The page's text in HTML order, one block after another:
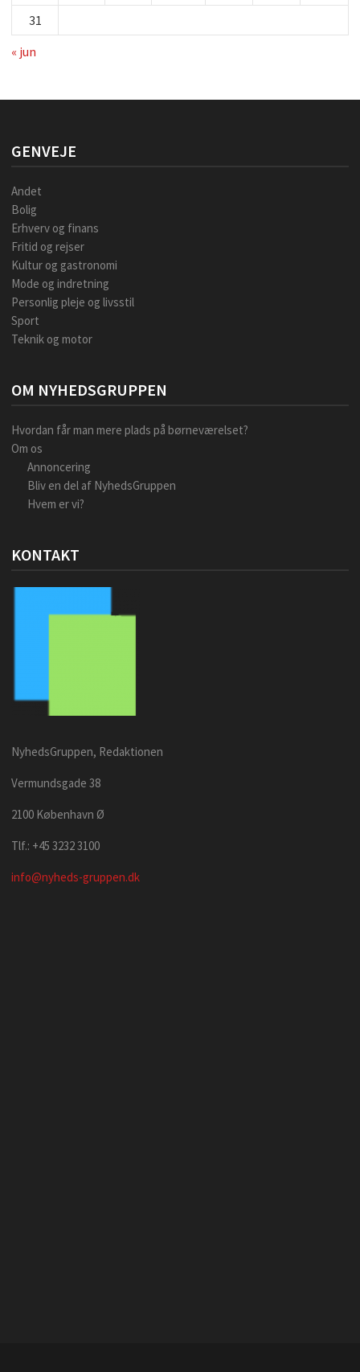
31
« jun
GENVEJE
Andet
Bolig
Erhverv og finans
Fritid og rejser
Kultur og gastronomi
Mode og indretning
Personlig pleje og livsstil
Sport
Teknik og motor
OM NYHEDSGRUPPEN
Hvordan får man mere plads på børneværelset?
Om os
Annoncering
Bliv en del af NyhedsGruppen
Hvem er vi?
KONTAKT
NyhedsGruppen, Redaktionen
Vermundsgade 38
2100 København Ø
Tlf.: +45 3232 3100
info@nyheds-gruppen.dk